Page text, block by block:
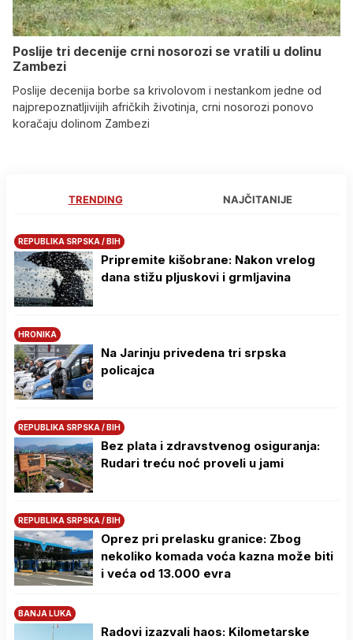
Poslije tri decenije crni nosorozi se vratili u dolinu
Zambezi
Poslije decenija borbe sa krivolovom i nestankom jedne od
najprepoznatljivijih afričkih životinja, crni nosorozi ponovo
koračaju dolinom Zambezi
TRENDING NAJČITANIJE
REPUBLIKA SRPSKA / BIH
Pripremite kišobrane: Nakon vrelog
dana stižu pljuskovi i grmljavina
HRONIKA
Na Јarinju privedena tri srpska
policajca
REPUBLIKA SRPSKA / BIH
Bez plata i zdravstvenog osiguranja:
Rudari treću noć proveli u jami
REPUBLIKA SRPSKA / BIH
Oprez pri prelasku granice: Zbog
nekoliko komada voća kazna može biti
i veća od 13.000 evra
BANJA LUKA
Radovi izazvali haos: Kilometarske